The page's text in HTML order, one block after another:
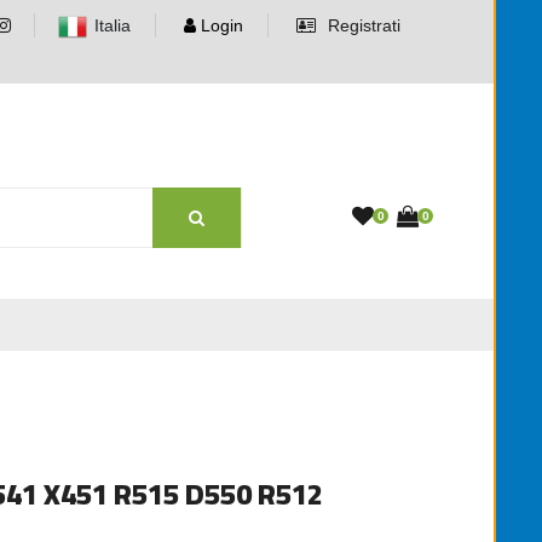
Italia Login Registrati
0 0
X451 R515 D550 R512